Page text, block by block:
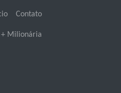
Contato
+ Milionária